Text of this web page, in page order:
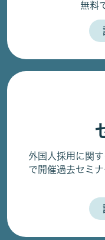
無料
外国人採用に関
で開催過去セミ